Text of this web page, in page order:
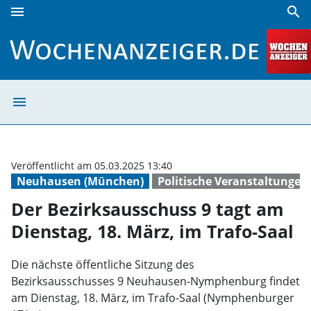
menu search
menu
Neuhausen (München) Politische Veranstaltungen
Veröffentlicht am 05.03.2025 13:40
Der Bezirksausschuss 9 tagt am
Dienstag, 18. März, im Trafo-Saal
Die nächste öffentliche Sitzung des
Bezirksausschusses 9 Neuhausen-Nymphenburg findet
am Dienstag, 18. März, im Trafo-Saal (Nymphenburger